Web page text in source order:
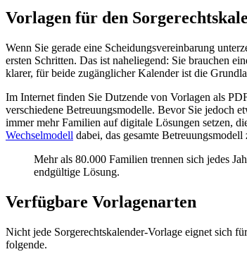
Vorlagen für den
Wenn Sie gerade eine Scheidungsvereinbarung
ersten Schritten. Das ist naheliegend: Sie brauchen
klarer, für beide zugänglicher Kalender ist die
Im Internet finden Sie Dutzende von Vorlagen als
verschiedene Betreuungsmodelle. Bevor Sie jedoch
immer mehr Familien auf digitale Lösungen setzen,
Wechselmodell dabei, das gesamte
Mehr als 80.000 Familien trennen sich jedes
endgültige Lösung.
Verfügbare Vorlagenarten
Nicht jede Sorgerechtskalender-Vorlage eignet sich
folgende.